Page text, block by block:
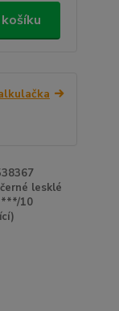
černé lesklé
10